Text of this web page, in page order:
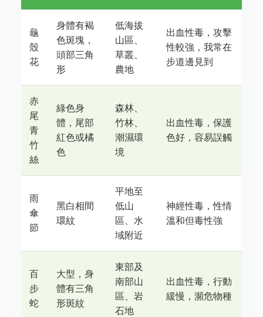
龜
殼
花
身體有褐
色斑塊，
頭部三角
形
低海拔
山區、
草叢、
農地
出血性毒，攻擊
性較強，我常在
步道邊見到
赤
尾
青
竹
絲
綠色身
體，尾部
紅色或橘
色
森林、
竹林、
潮濕環
境
出血性毒，保護
色好，容易誤觸
雨
傘
節
黑白相間
環紋
平地至
低山
區、水
域附近
神經性毒，性情
溫和但毒性強
百
步
蛇
大型，身
體有三角
形斑紋
東部及
南部山
區、岩
石地
出血性毒，行動
緩慢，瀕危物種